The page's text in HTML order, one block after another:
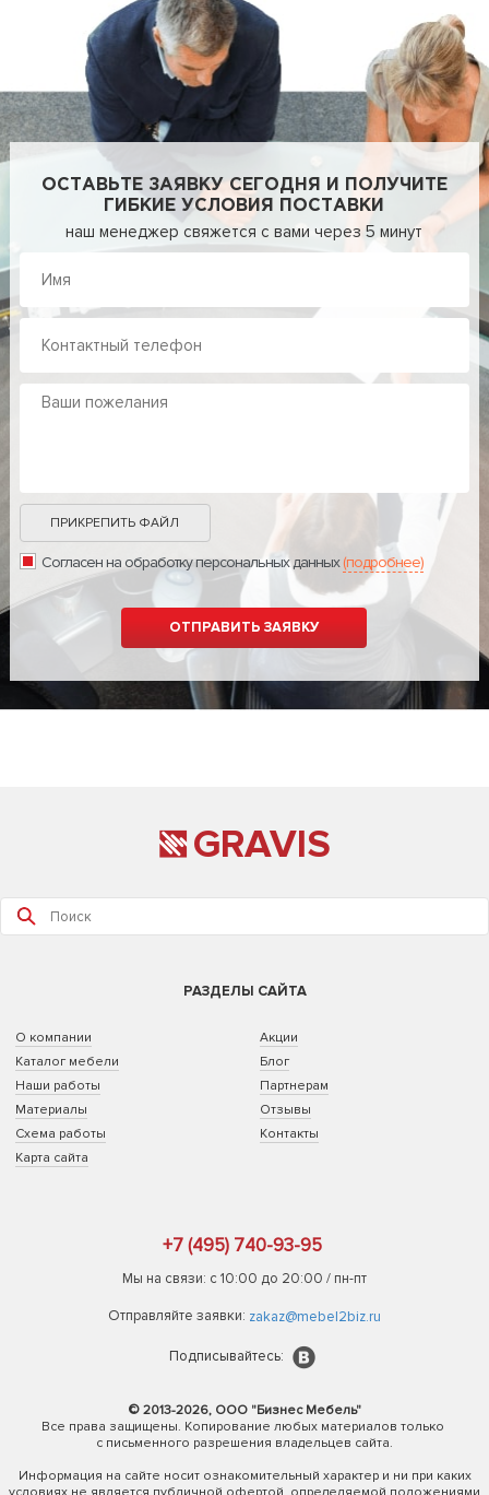
ОСТАВЬТЕ ЗАЯВКУ СЕГОДНЯ И ПОЛУЧИТЕ
ГИБКИЕ УСЛОВИЯ ПОСТАВКИ
наш менеджер свяжется с вами через 5 минут
ПРИКРЕПИТЬ ФАЙЛ
Согласен на обработку персональных данных(подробнее)
GRAVIS
РАЗДЕЛЫ САЙТА
О компании
Каталог мебели
Наши работы
Материалы
Схема работы
Карта сайта
Акции
Блог
Партнерам
Отзывы
Контакты
+7 (495) 740-93-95
Мы на связи: с 10:00 до 20:00 / пн-пт
Отправляйте заявки: zakaz@mebel2biz.ru
Подписывайтесь:
© 2013-2026, ООО "Бизнес Мебель"
Все права защищены. Копирование любых материалов только
с письменного разрешения владельцев сайта.
Информация на сайте носит ознакомительный характер и ни при каких